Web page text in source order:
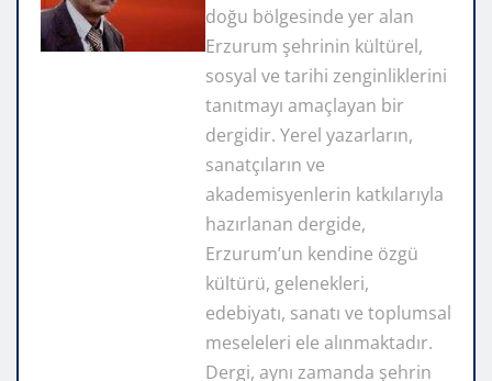
doğu bölgesinde yer alan
Erzurum şehrinin kültürel,
sosyal ve tarihi zenginliklerini
tanıtmayı amaçlayan bir
dergidir. Yerel yazarların,
sanatçıların ve
akademisyenlerin katkılarıyla
hazırlanan dergide,
Erzurum’un kendine özgü
kültürü, gelenekleri,
edebiyatı, sanatı ve toplumsal
meseleleri ele alınmaktadır.
Dergi, aynı zamanda şehrin